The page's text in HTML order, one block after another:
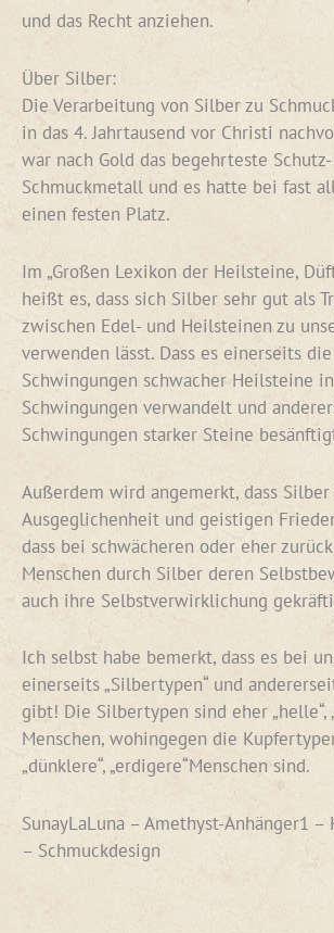
und das Recht anziehen.
Über Silber:
Die Verarbeitung von Silber zu
in das 4. Jahrtausend vor Christi
war nach Gold das begehrteste
Schmuckmetall und es hatte bei fast
einen festen Platz.
Im „Großen Lexikon der Heilsteine,
heißt es, dass sich Silber sehr gut als
zwischen Edel- und Heilsteinen zu
verwenden lässt. Dass es einerseits
Schwingungen schwacher Heilsteine
Schwingungen verwandelt und
Schwingungen starker Steine
Außerdem wird angemerkt, dass
Ausgeglichenheit und geistigen
dass bei schwächeren oder eher
Menschen durch Silber deren
auch ihre Selbstverwirklichung
Ich selbst habe bemerkt, dass es bei
einerseits „Silbertypen“ und
gibt! Die Silbertypen sind eher „helle“,
Menschen, wohingegen die
„dünklere“, „erdigere“Menschen sind.
SunayLaLuna – Amethyst-Anhänger1 –
– Schmuckdesign